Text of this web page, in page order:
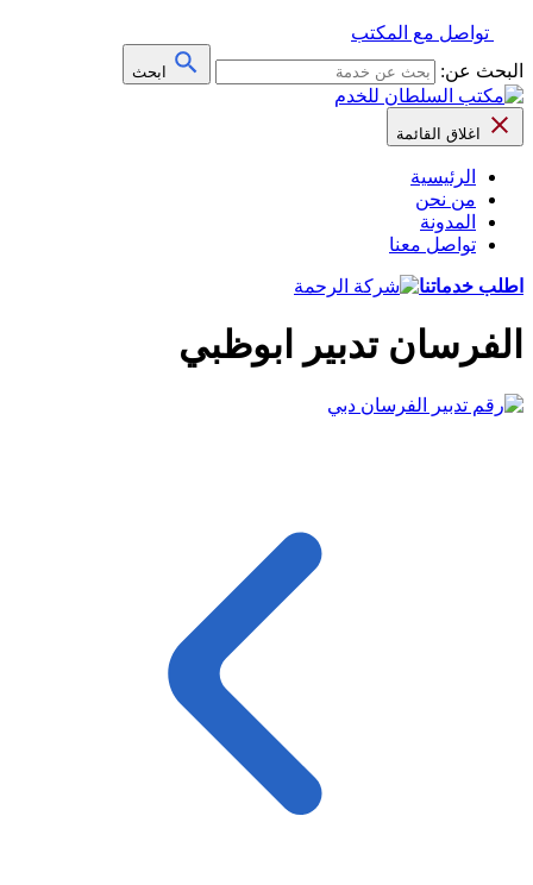
تواصل مع المكتب
البحث عن:
ابحث
اغلاق القائمة
الرئيسية
من نحن
المدونة
تواصل معنا
اطلب خدماتنا
الفرسان تدبير ابوظبي